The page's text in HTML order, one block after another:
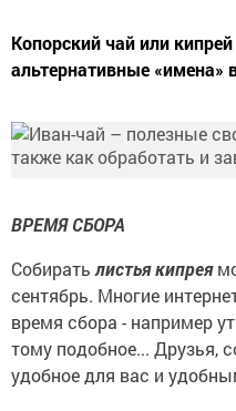
Копорский чай или
альтернативные «имена»
ВРЕМЯ СБОРА
Собиратьлистья кипрея
сентябрь. Многие
время сбора - например
тому подобное... Друзья,
удобное для вас и